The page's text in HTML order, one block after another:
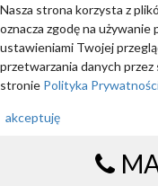
Nasza strona korzysta z
oznacza zgodę na
ustawieniami Twojej
przetwarzania danych
stronie Polityka
akceptuję